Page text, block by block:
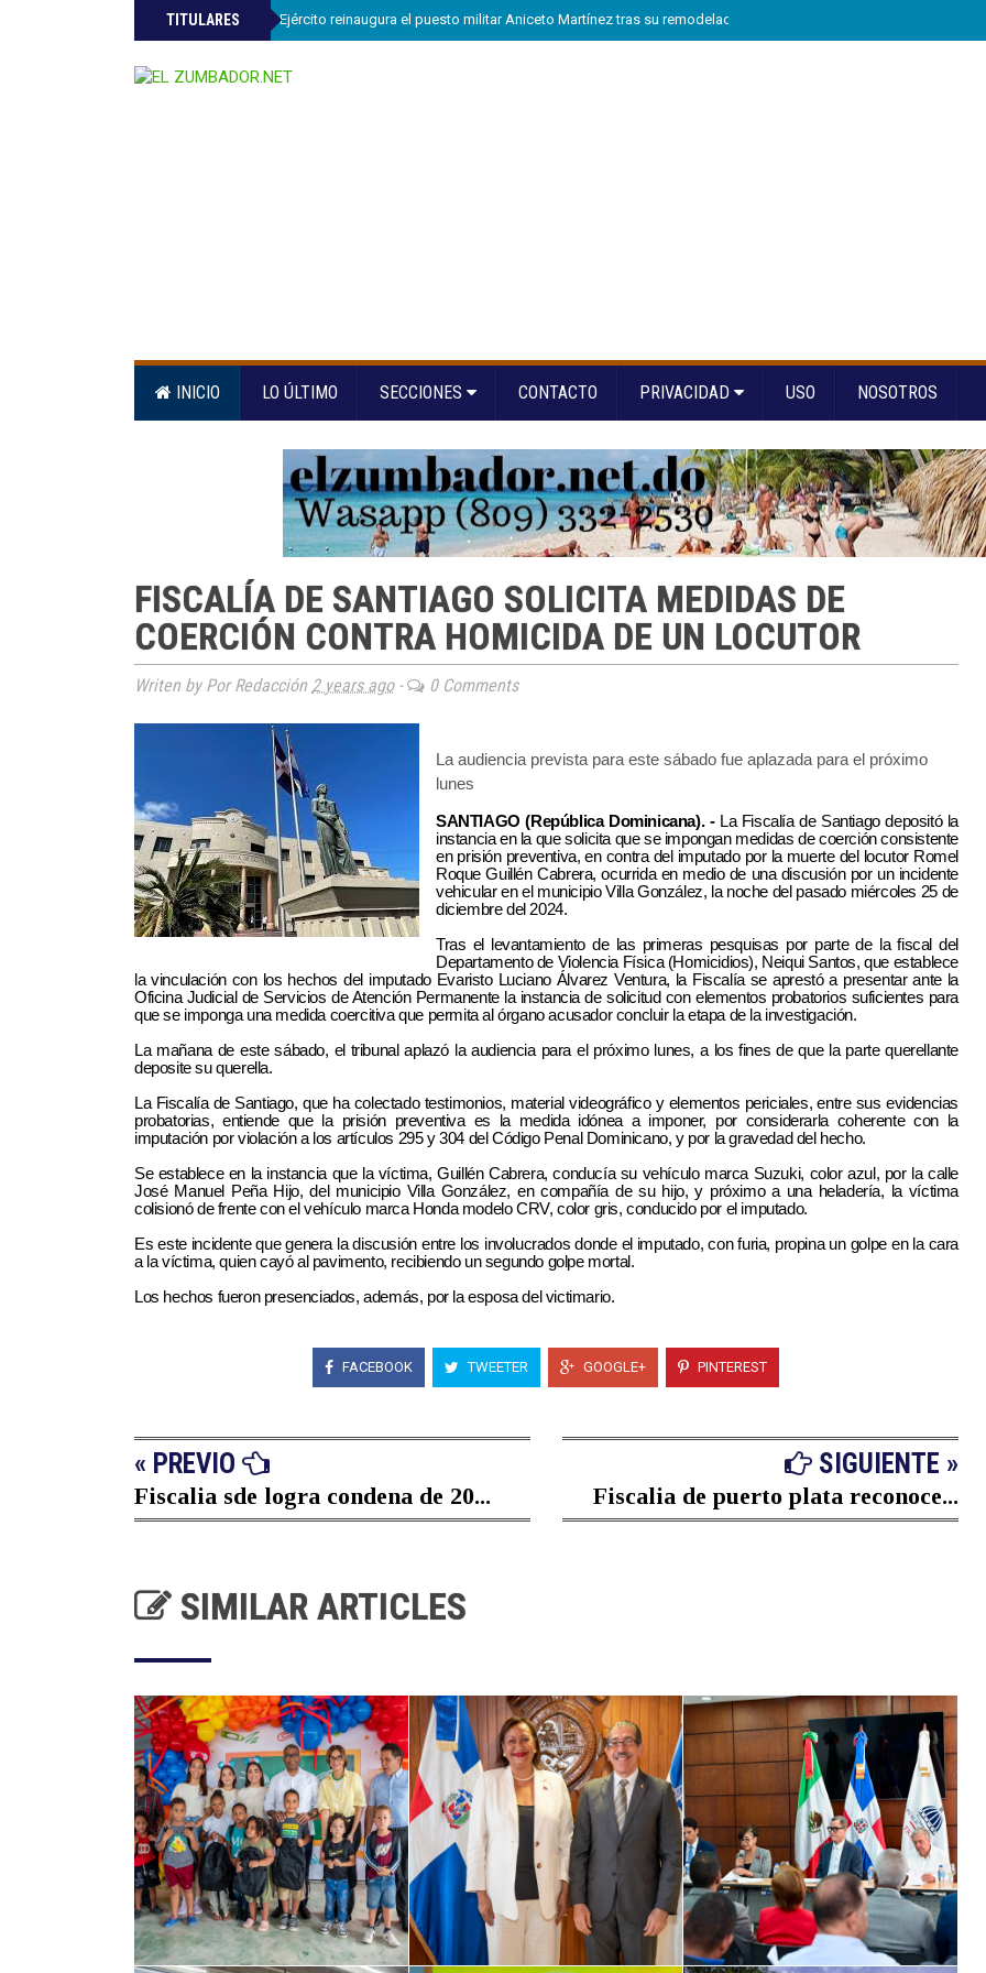
TITULARES
»Comandante del Ejército reinaugura el puesto militar Aniceto Martínez tras su remodelación en Hondo Valle
INICIO LO ÚLTIMO SECCIONES CONTACTO PRIVACIDAD USO NOSOTROS
FISCALÍA DE SANTIAGO SOLICITA MEDIDAS DE
COERCIÓN CONTRA HOMICIDA DE UN LOCUTOR
Writen by Por Redacción 2 years ago- 0 Comments
La audiencia prevista para este sábado fue aplazada para el próximo
lunes
SANTIAGO (República Dominicana). -La Fiscalía de Santiago depositó la
instancia en la que solicita que se impongan medidas de coerción consistente
en prisión preventiva, en contra del imputado por la muerte del locutor Romel
Roque Guillén Cabrera, ocurrida en medio de una discusión por un incidente
vehicular en el municipio Villa González, la noche del pasado miércoles 25 de
diciembre del 2024.
Tras el levantamiento de las primeras pesquisas por parte de la fiscal del
Departamento de Violencia Física (Homicidios), Neiqui Santos, que establece
la vinculación con los hechos del imputado Evaristo Luciano Álvarez Ventura, la Fiscalía se aprestó a presentar ante la
Oficina Judicial de Servicios de Atención Permanente la instancia de solicitud con elementos probatorios suficientes para
que se imponga una medida coercitiva que permita al órgano acusador concluir la etapa de la investigación.
La mañana de este sábado, el tribunal aplazó la audiencia para el próximo lunes, a los fines de que la parte querellante
deposite su querella.
La Fiscalía de Santiago, que ha colectado testimonios, material videográfico y elementos periciales, entre sus evidencias
probatorias, entiende que la prisión preventiva es la medida idónea a imponer, por considerarla coherente con la
imputación por violación a los artículos 295 y 304 del Código Penal Dominicano, y por la gravedad del hecho.
Se establece en la instancia que la víctima, Guillén Cabrera, conducía su vehículo marca Suzuki, color azul, por la calle
José Manuel Peña Hijo, del municipio Villa González, en compañía de su hijo, y próximo a una heladería, la víctima
colisionó de frente con el vehículo marca Honda modelo CRV, color gris, conducido por el imputado.
Es este incidente que genera la discusión entre los involucrados donde el imputado, con furia, propina un golpe en la cara
a la víctima, quien cayó al pavimento, recibiendo un segundo golpe mortal.
Los hechos fueron presenciados, además, por la esposa del victimario.
FACEBOOK TWEETER GOOGLE+ PINTEREST
« PREVIO
Fiscalia sde logra condena de 20...
SIGUIENTE »
Fiscalia de puerto plata reconoce...
SIMILAR ARTICLES